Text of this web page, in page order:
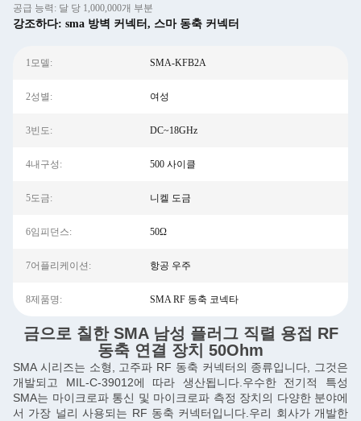
공급 능력: 달 당 1,000,000개 부분
강조하다: sma 방벽 커넥터 , 스마 동축 커넥터
1모델: SMA-KFB2A
2성별: 여성
3빈도: DC~18GHz
4내구성: 500 사이클
5도금: 니켈 도금
6임피던스: 50Ω
7어플리케이션: 항공 우주
8제품명: SMA RF 동축 코넥타
금으로 칠한 SMA 남성 플러그 직렬 용접 RF
동축 연결 장치 50Ohm
SMA 시리즈는 소형, 고주파 RF 동축 커넥터의 종류입니다, 그것은
개발되고 MIL-C-39012에 따라 생산됩니다.우수한 전기적 특성
SMA는 마이크로파 통신 및 마이크로파 측정 장치의 다양한 분야에
서 가장 널리 사용되는 RF 동축 커넥터입니다.우리 회사가 개발한